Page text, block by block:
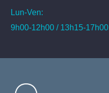
Lun-Ven:
9h00-12h00 / 13h15-17h00